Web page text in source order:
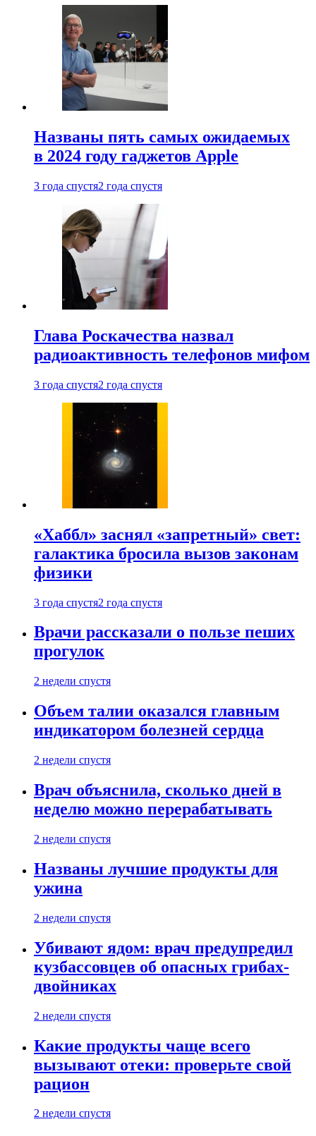
Названы пять самых ожидаемых
в 2024 году гаджетов Apple
3 года спустя2 года спустя
Глава Роскачества назвал
радиоактивность телефонов мифом
3 года спустя2 года спустя
«Хаббл» заснял «запретный» свет:
галактика бросила вызов законам
физики
3 года спустя2 года спустя
Врачи рассказали о пользе пеших
прогулок
2 недели спустя
Объем талии оказался главным
индикатором болезней сердца
2 недели спустя
Врач объяснила, сколько дней в
неделю можно перерабатывать
2 недели спустя
Названы лучшие продукты для
ужина
2 недели спустя
Убивают ядом: врач предупредил
кузбассовцев об опасных грибах-
двойниках
2 недели спустя
Какие продукты чаще всего
вызывают отеки: проверьте свой
рацион
2 недели спустя